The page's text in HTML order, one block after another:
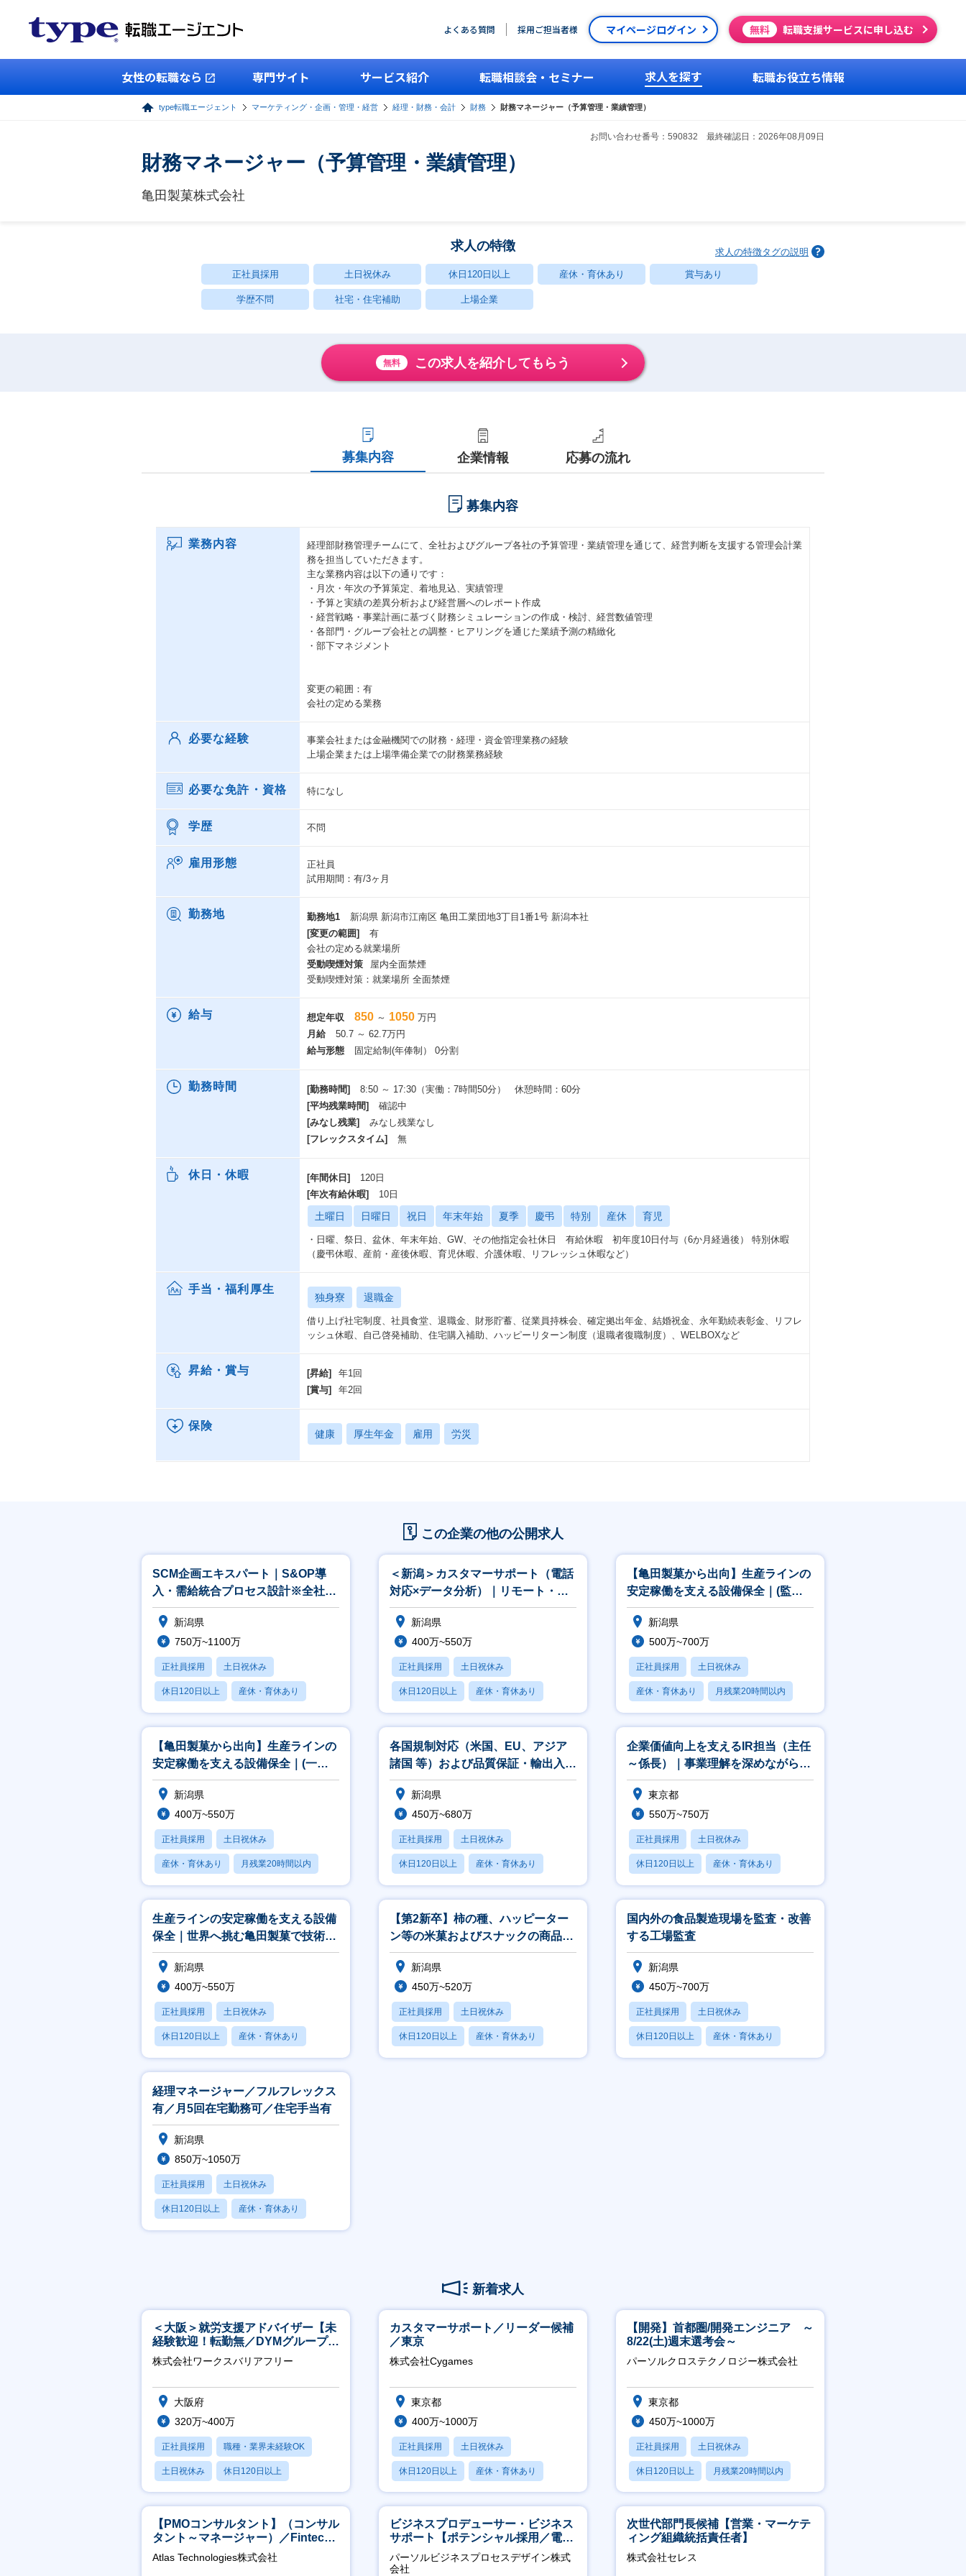
よくある質問 採用ご担当者様 マイページログイン 無料 転職支援サービスに申し込む
女性の転職なら 専門サイト サービス紹介 転職相談会・セミナー 求人を探す 転職お役立ち情報
type転職エージェント マーケティング・企画・管理・経営 経理・財務・会計 財務 財務マネージャー（予算管理・業績管理）
お問い合わせ番号：590832 最終確認日：2026年08月09日
財務マネージャー（予算管理・業績管理）
亀田製菓株式会社
求人の特徴 求人の特徴タグの説明
正社員採用 土日祝休み 休日120日以上 産休・育休あり 賞与あり
学歴不問 社宅・住宅補助 上場企業
無料 この求人を紹介してもらう
募集内容 企業情報 応募の流れ
募集内容
業務内容
経理部財務管理チームにて、全社およびグループ各社の予算管理・業績管理を通じて、経営判断を支援する管理会計業
務を担当していただきます。
主な業務内容は以下の通りです：
・月次・年次の予算策定、着地見込、実績管理
・予算と実績の差異分析および経営層へのレポート作成
・経営戦略・事業計画に基づく財務シミュレーションの作成・検討、経営数値管理
・各部門・グループ会社との調整・ヒアリングを通じた業績予測の精緻化
・部下マネジメント
変更の範囲：有
会社の定める業務
必要な経験
事業会社または金融機関での財務・経理・資金管理業務の経験
上場企業または上場準備企業での財務業務経験
必要な免許・資格 特になし
学歴 不問
雇用形態
正社員
試用期間：有/3ヶ月
勤務地 勤務地1
新潟県 新潟市江南区 亀田工業団地3丁目1番1号 新潟本社
[変更の範囲]
有
会社の定める就業場所
受動喫煙対策
屋内全面禁煙
受動喫煙対策：就業場所 全面禁煙
給与 想定年収 850 ～ 1050 万円
月給
50.7 ～ 62.7万円
給与形態
固定給制(年俸制） 0分割
勤務時間 [勤務時間]
8:50 ～ 17:30（実働：7時間50分） 休憩時間：60分
[平均残業時間]
確認中
[みなし残業]
みなし残業なし
[フレックスタイム]
無
休日・休暇 [年間休日]
120日
[年次有給休暇]
10日
土曜日 日曜日 祝日 年末年始 夏季 慶弔 特別 産休 育児
・日曜、祭日、盆休、年末年始、GW、その他指定会社休日 有給休暇 初年度10日付与（6か月経過後） 特別休暇
（慶弔休暇、産前・産後休暇、育児休暇、介護休暇、リフレッシュ休暇など）
手当・福利厚生
独身寮 退職金
借り上げ社宅制度、社員食堂、退職金、財形貯蓄、従業員持株会、確定拠出年金、結婚祝金、永年勤続表彰金、リフレ
ッシュ休暇、自己啓発補助、住宅購入補助、ハッピーリターン制度（退職者復職制度）、WELBOXなど
昇給・賞与 [昇給]
年1回
[賞与]
年2回
保険
健康 厚生年金 雇用 労災
この企業の他の公開求人
SCM企画エキスパート｜S&OP導
入・需給統合プロセス設計※全社横
断で意思決定基盤を構築
新潟県
750万~1100万
正社員採用 土日祝休み
休日120日以上 産休・育休あり
月残業20時間以内
＜新潟＞カスタマーサポート（電話
対応×データ分析）｜リモート・フ
ルフレックス
新潟県
400万~550万
正社員採用 土日祝休み
休日120日以上 産休・育休あり
月残業20時間以内
【亀田製菓から出向】生産ラインの
安定稼働を支える設備保全｜(監督
職クラス)
新潟県
500万~700万
正社員採用 土日祝休み
産休・育休あり 月残業20時間以内
賞与あり
【亀田製菓から出向】生産ラインの
安定稼働を支える設備保全｜(一般
職クラス)
新潟県
400万~550万
正社員採用 土日祝休み
産休・育休あり 月残業20時間以内
賞与あり
各国規制対応（米国、EU、アジア
諸国 等）および品質保証・輸出入対
応
新潟県
450万~680万
正社員採用 土日祝休み
休日120日以上 産休・育休あり
月残業20時間以内
企業価値向上を支えるIR担当（主任
～係長）｜事業理解を深めながら専
門性を高められる環境
東京都
550万~750万
正社員採用 土日祝休み
休日120日以上 産休・育休あり
月残業20時間以内
生産ラインの安定稼働を支える設備
保全｜世界へ挑む亀田製菓で技術を
発揮
新潟県
400万~550万
正社員採用 土日祝休み
休日120日以上 産休・育休あり
賞与あり
【第2新卒】柿の種、ハッピーター
ン等の米菓およびスナックの商品企
画・設計・開発
新潟県
450万~520万
正社員採用 土日祝休み
休日120日以上 産休・育休あり
月残業20時間以内
国内外の食品製造現場を監査・改善
する工場監査
新潟県
450万~700万
正社員採用 土日祝休み
休日120日以上 産休・育休あり
月残業20時間以内
経理マネージャー／フルフレックス
有／月5回在宅勤務可／住宅手当有
新潟県
850万~1050万
正社員採用 土日祝休み
休日120日以上 産休・育休あり
賞与あり
新着求人
＜大阪＞就労支援アドバイザー【未
経験歓迎！転勤無／DYMグループ／
ホスピタリティ高い方歓迎／土日
祝】
株式会社ワークスバリアフリー
大阪府
320万~400万
正社員採用 職種・業界未経験OK
土日祝休み 休日120日以上
産休・育休あり
カスタマーサポート／リーダー候補
／東京
株式会社Cygames
東京都
400万~1000万
正社員採用 土日祝休み
休日120日以上 産休・育休あり
月残業20時間以内
【開発】首都圏/開発エンジニア ～
8/22(土)週末選考会～
パーソルクロステクノロジー株式会社
東京都
450万~1000万
正社員採用 土日祝休み
休日120日以上 月残業20時間以内
賞与あり
【PMOコンサルタント】（コンサル
タント～マネージャー）／Fintech
領域／設立5年弱で上場
Atlas Technologies株式会社
ビジネスプロデューサー・ビジネス
サポート【ポテンシャル採用／電
力・ガス等の民間向けプロジェクト
推進】
パーソルビジネスプロセスデザイン株式
会社
次世代部門長候補【営業・マーケテ
ィング組織統括責任者】
株式会社セレス